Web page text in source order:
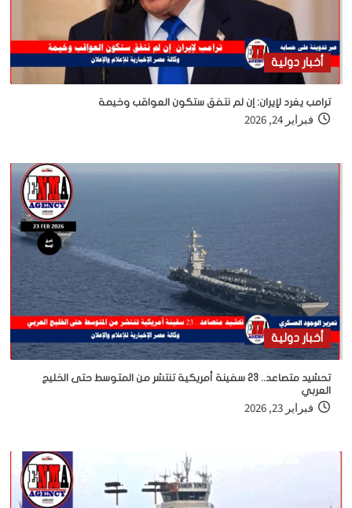
أخبار دولية
ترامب يغرد لإيران: إن لم نتفق ستكون العواقب وخيمة
فبراير 24, 2026
أخبار دولية
تحشيد متصاعد.. 23 سفينة أمريكية تنتشر من المتوسط حتى الخليج
العربي
فبراير 23, 2026